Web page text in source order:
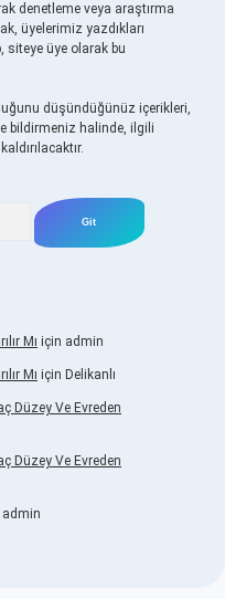
denetleme veya araştırma
üyelerimiz yazdıkları
siteye üye olarak bu
düşündüğünüz içerikleri,
bildirmeniz halinde, ilgili
Mı için admin
Mı için Delikanlı
Düzey Ve Evreden
Düzey Ve Evreden
admin